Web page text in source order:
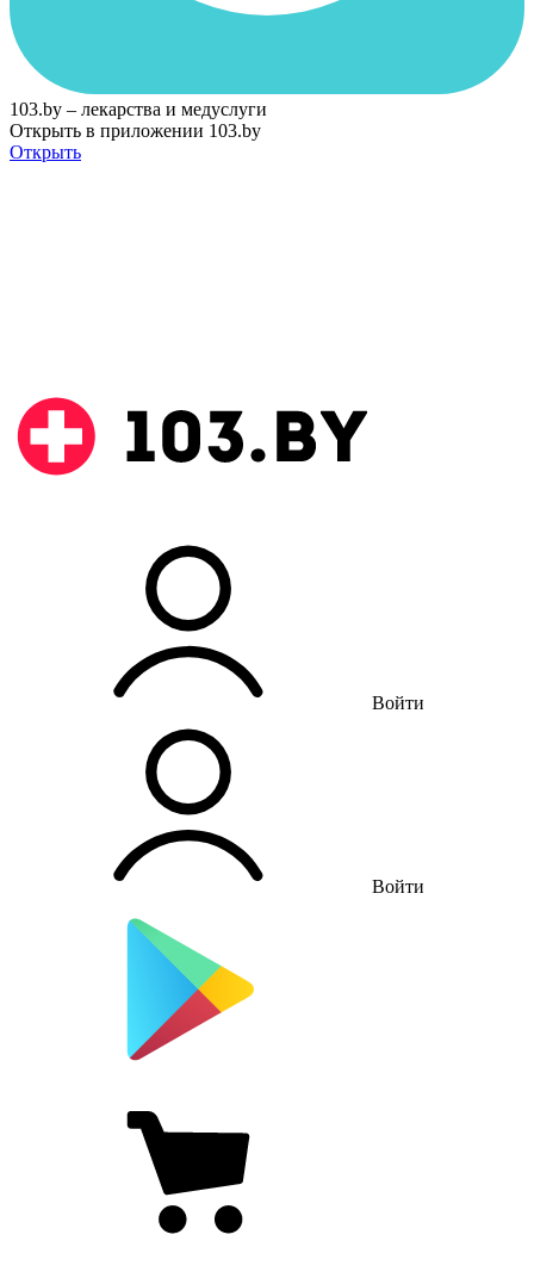
103.by – лекарства и медуслуги
Открыть в приложении 103.by
Открыть
Войти
Войти